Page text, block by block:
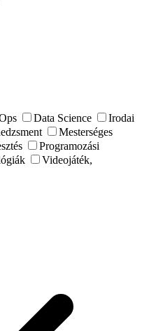
Data Science
Irodai
Mesterséges
Programozási
Videojáték,